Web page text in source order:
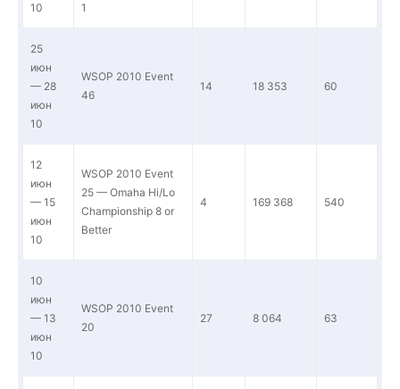
10
1
25
июн
— 28
июн
10
WSOP 2010 Event
46
14 18 353 60
12
июн
— 15
июн
10
WSOP 2010 Event
25 — Omaha Hi/Lo
Championship 8 or
Better
4 169 368 540
10
июн
— 13
июн
10
WSOP 2010 Event
20
27 8 064 63